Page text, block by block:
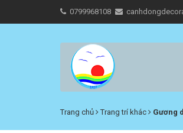
0799968108
Trang chủ Trang trí khác Gương